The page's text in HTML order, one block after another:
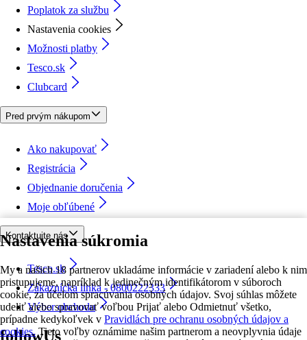
Nastavenia súkromia
My a našich 18 partnerov ukladáme informácie v zariadení alebo k nim
pristupujeme, napríklad k jedinečným identifikátorom v súboroch
cookie, za účelom spracúvania osobných údajov. Svoj súhlas môžete
udeliť alebo spravovať voľbou Prijať alebo Odmietnuť všetko,
prípadne kedykoľvek v Pravidlách pre ochranu osobných údajov a
cookies. Tieto voľby oznámime našim partnerom a neovplyvnia údaje
Poplatok za službu
Nastavenia cookies
Možnosti platby
Tesco.sk
Clubcard
Pred prvým nákupom
Ako nakupovať
Registrácia
Objednanie doručenia
Moje obľúbené
Kontaktujte nás
Tesco.sk
Zákaznícka linka - 0800222333
Výber obchodu
followUs